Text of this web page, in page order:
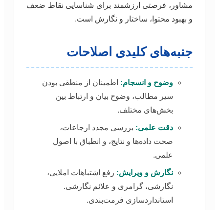
مشاور، فرصتی ارزشمند برای شناسایی نقاط ضعف
و بهبود محتوا، ساختار و نگارش است.
جنبه‌های کلیدی اصلاحات
وضوح و انسجام: اطمینان از منطقی بودن
سیر مطالب، وضوح بیان و ارتباط بین
بخش‌های مختلف.
دقت علمی: بررسی مجدد ارجاعات،
صحت داده‌ها و نتایج، و انطباق با اصول
علمی.
نگارش و ویرایش: رفع اشتباهات املایی،
نگارشی، گرامری و علائم نگارشی.
استانداردسازی فرمت‌بندی.